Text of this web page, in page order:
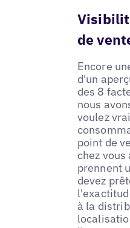
de
Encore
d'un
des 8
nous
voulez
point de
chez
prennent
devez
à la